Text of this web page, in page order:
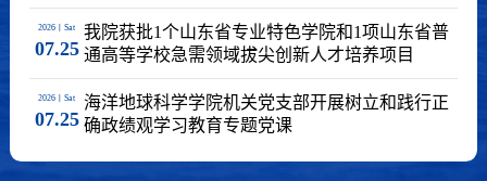
2026 丨Sat
07.25
我院获批1个山东省专业特色学院和1项山东省普
通高等学校急需领域拔尖创新人才培养项目
2026 丨Sat
07.25
海洋地球科学学院机关党支部开展树立和践行正
确政绩观学习教育专题党课